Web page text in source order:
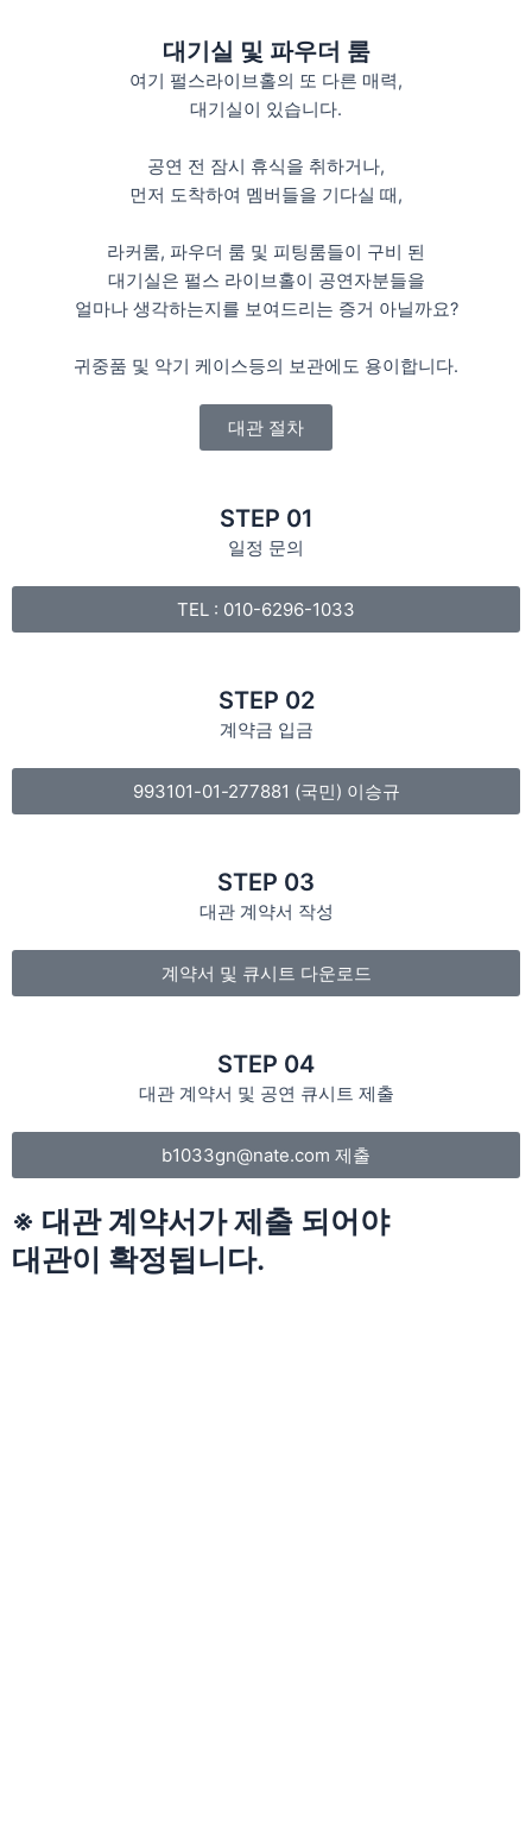
대기실 및 파우더 룸
여기 펄스라이브홀의 또 다른 매력,
대기실이 있습니다.
공연 전 잠시 휴식을 취하거나,
먼저 도착하여 멤버들을 기다실 때,
라커룸, 파우더 룸 및 피팅룸들이 구비 된
대기실은 펄스 라이브홀이 공연자분들을
얼마나 생각하는지를 보여드리는 증거 아닐까요?
귀중품 및 악기 케이스등의 보관에도 용이합니다.
대관 절차
STEP 01
일정 문의
TEL : 010-6296-1033
STEP 02
계약금 입금
993101-01-277881 (국민) 이승규
STEP 03
대관 계약서 작성
계약서 및 큐시트 다운로드
STEP 04
대관 계약서 및 공연 큐시트 제출
b1033gn@nate.com 제출
※ 대관 계약서가 제출 되어야
대관이 확정됩니다.